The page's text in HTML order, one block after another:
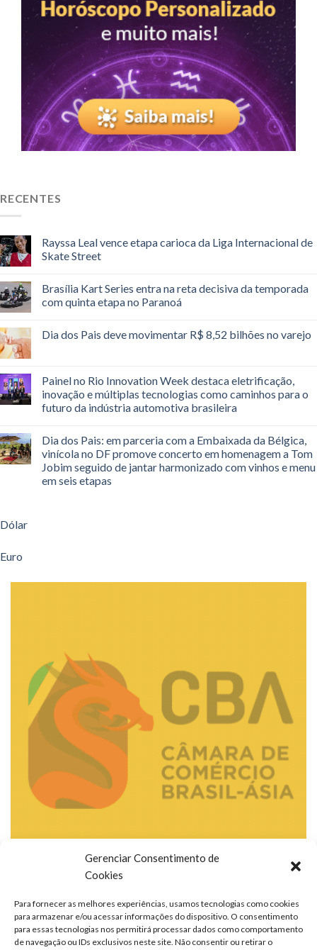
Gerenciar Consentimento de
Cookies
Para fornecer as melhores experiências, usamos tecnologias como cookies
para armazenar e/ou acessar informações do dispositivo. O consentimento
para essas tecnologias nos permitirá processar dados como comportamento
de navegação ou IDs exclusivos neste site. Não consentir ou retirar o
RECENTES
Rayssa Leal vence etapa carioca da Liga Internacional de
Skate Street
Brasília Kart Series entra na reta decisiva da temporada
com quinta etapa no Paranoá
Dia dos Pais deve movimentar R$ 8,52 bilhões no varejo
Painel no Rio Innovation Week destaca eletrificação,
inovação e múltiplas tecnologias como caminhos para o
futuro da indústria automotiva brasileira
Dia dos Pais: em parceria com a Embaixada da Bélgica,
vinícola no DF promove concerto em homenagem a Tom
Jobim seguido de jantar harmonizado com vinhos e menu
em seis etapas
Dólar
Euro